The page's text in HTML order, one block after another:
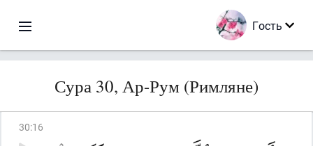
Гость
Сура 30, Ар-Рум (Римляне)
30:16